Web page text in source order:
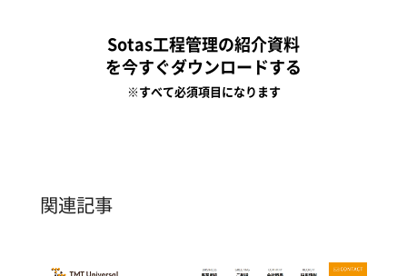
Sotas工程管理の紹介資料
を今すぐダウンロードする
※すべて必須項目になります
関連記事